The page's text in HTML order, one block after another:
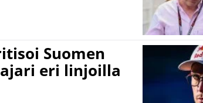
Suomen
eri linjoilla